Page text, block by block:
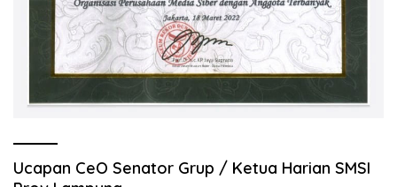
Ucapan CeO Senator Grup / Ketua Harian SMSI